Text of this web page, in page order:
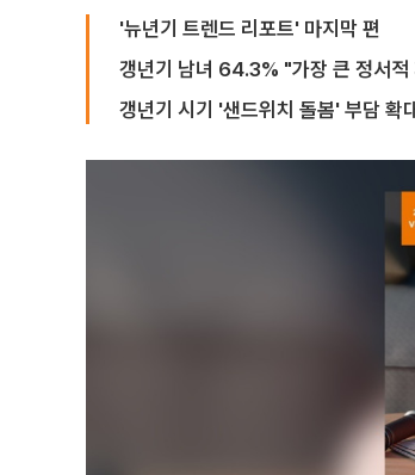
'뉴년기 트렌드 리포트' 마지막 편
갱년기 남녀 64.3% "가장 큰 정서적
갱년기 시기 '샌드위치 돌봄' 부담 확